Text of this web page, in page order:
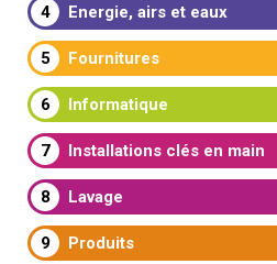
4 Energie, airs et eaux
5 Fournitures
6 Informatique
7 Installations clés en main
8 Lavage
9 Produits